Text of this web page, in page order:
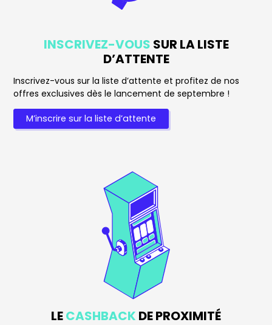
INSCRIVEZ-VOUS SUR LA LISTE
D’ATTENTE
Inscrivez-vous sur la liste d’attente et profitez de nos
offres exclusives dès le lancement de septembre !
M’inscrire sur la liste d’attente
LECASHBACK DE PROXIMITÉ